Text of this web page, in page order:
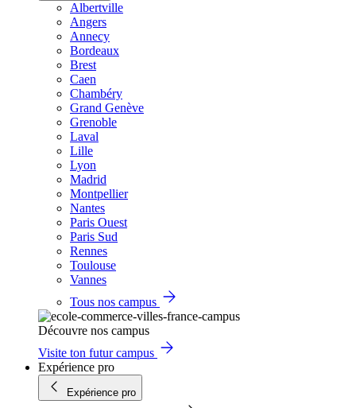
Albertville
Angers
Annecy
Bordeaux
Brest
Caen
Chambéry
Grand Genève
Grenoble
Laval
Lille
Lyon
Madrid
Montpellier
Nantes
Paris Ouest
Paris Sud
Rennes
Toulouse
Vannes
Tous nos campus
Découvre nos campus
Visite ton futur campus
Expérience pro
Expérience pro